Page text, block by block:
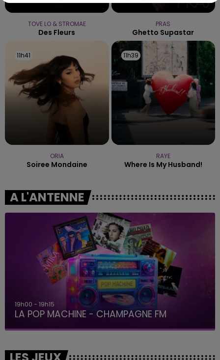
TOVE LO & STROMAE
Des Fleurs
PRAS
Ghetto Supastar
11h41
11h41
ORIA
Soiree Mondaine
11h39
11h39
RAYE
Where Is My Husband!
A L'ANTENNE
19h00 - 19h15
LA POP MACHINE - CHAMPAGNE FM